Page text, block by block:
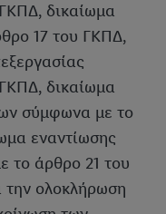
δικαίωμα
17 του ΓΚΠΔ,
δικαίωμα
σύμφωνα με το
εναντίωσης
το άρθρο 21 του
την ολοκλήρωση